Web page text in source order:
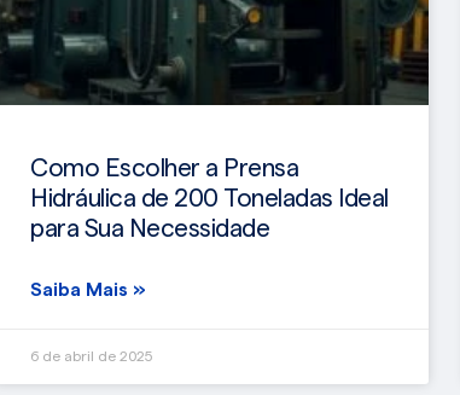
Como Escolher a Prensa
Hidráulica de 200 Toneladas Ideal
para Sua Necessidade
Saiba Mais »
6 de abril de 2025